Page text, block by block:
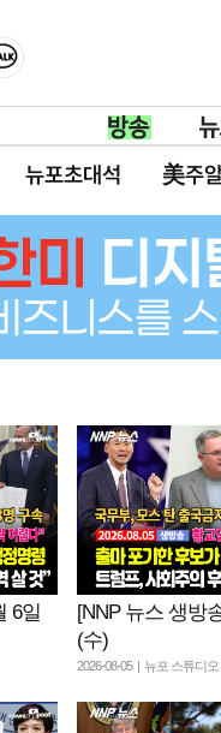
뉴포초대석 美주
6일
[NNP 뉴스 생방
(수)
2026-08-05 | 뉴포 스튜디오